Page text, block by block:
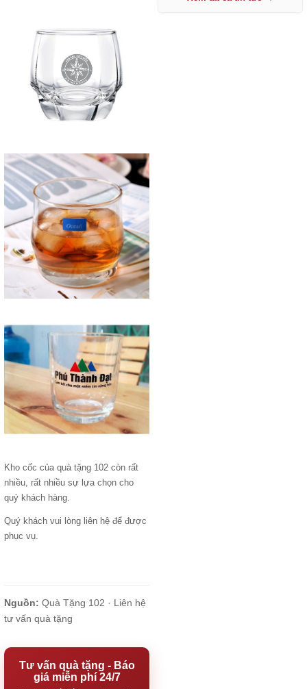
Kho cốc của quà tặng 102 còn rất
nhiều, rất nhiều sự lựa chọn cho
quý khách hàng.
Quý khách vui lòng liên hệ để được
phục vụ.
Nguồn: Quà Tặng 102 · Liên hệ
tư vấn quà tặng
Tư vấn quà tặng - Báo
giá miễn phí 24/7